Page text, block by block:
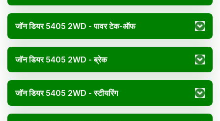
जॉन डियर 5405 2WD - पावर टेक-ऑफ
जॉन डियर 5405 2WD - ब्रेक
जॉन डियर 5405 2WD - स्टीयरिंग